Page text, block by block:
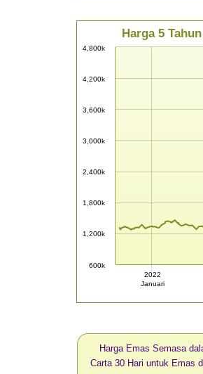
Harga 5
600k
1,200k
1,800k
2,400k
3,000k
3,600k
4,200k
4,800k
2022
Januari
Harga Emas Semasa
Carta 30 Hari untuk Emas